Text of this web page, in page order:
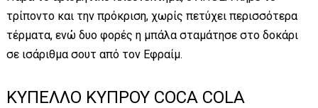
τρίποντο και την πρόκριση, χωρίς πετύχει περισσότερα
τέρματα, ενώ δυο φορές η μπάλα σταμάτησε στο δοκάρι
σε ισάριθμα σουτ από τον Εφραίμ.
ΚΥΠΕΛΛΟ ΚΥΠΡΟΥ COCA COLA